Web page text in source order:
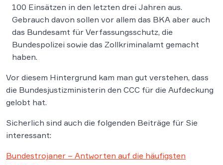
100 Einsätzen in den letzten drei Jahren aus.
Gebrauch davon sollen vor allem das BKA aber auch
das Bundesamt für Verfassungsschutz, die
Bundespolizei sowie das Zollkriminalamt gemacht
haben.
Vor diesem Hintergrund kam man gut verstehen, dass
die Bundesjustizministerin den CCC für die Aufdeckung
gelobt hat.
Sicherlich sind auch die folgenden Beiträge für Sie
interessant:
Bundestrojaner – Antworten auf die häufigsten